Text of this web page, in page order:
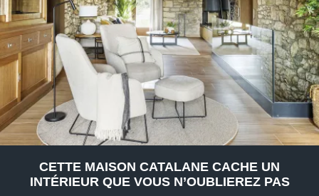
CETTE MAISON CATALANE CACHE UN
INTÉRIEUR QUE VOUS N’OUBLIEREZ PAS